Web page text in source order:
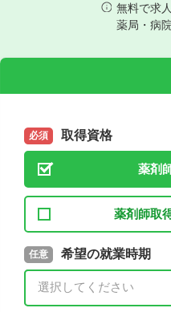
無料で求
薬局・病
必須 取得資格
薬剤
薬剤師取
必須 取得予定年
年 3月
任意 希望の就業時期